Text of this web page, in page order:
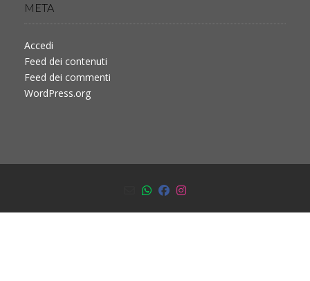
META
Accedi
Feed dei contenuti
Feed dei commenti
WordPress.org